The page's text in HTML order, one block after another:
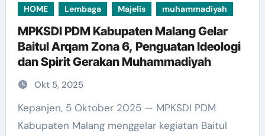
HOME Lembaga Majelis muhammadiyah
MPKSDI PDM Kabupaten Malang Gelar
Baitul Arqam Zona 6, Penguatan Ideologi
dan Spirit Gerakan Muhammadiyah
Okt 5, 2025
Kepanjen, 5 Oktober 2025 — MPKSDI PDM
Kabupaten Malang menggelar kegiatan Baitul